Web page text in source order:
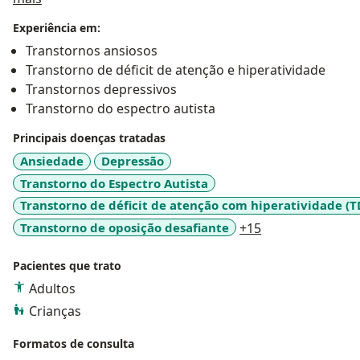
Experiência em:
Transtornos ansiosos
Transtorno de déficit de atenção e hiperatividade
Transtornos depressivos
Transtorno do espectro autista
Principais doenças tratadas
Ansiedade
Depressão
Transtorno do Espectro Autista
Transtorno de déficit de atenção com hiperatividade
Transtorno de oposição desafiante
+15
Pacientes que trato
Adultos
Crianças
Formatos de consulta